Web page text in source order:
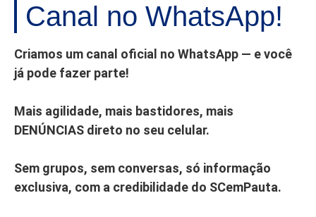
Canal no WhatsApp!
Criamos um canal oficial no WhatsApp — e você
já pode fazer parte!
Mais agilidade, mais bastidores, mais
DENÚNCIAS direto no seu celular.
Sem grupos, sem conversas, só informação
exclusiva, com a credibilidade do SCemPauta.